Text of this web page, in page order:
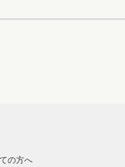
の方へ